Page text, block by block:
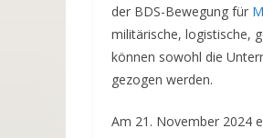
der BDS-Bewegung für
militärische, logistische,
können sowohl die
gezogen werden.
Am 21. November 2024